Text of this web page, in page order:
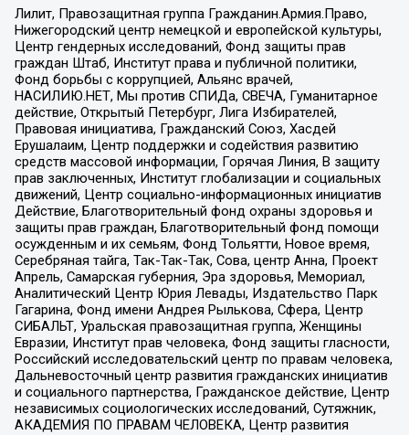
Лилит, Правозащитная группа Гражданин.Армия.Право,
Нижегородский центр немецкой и европейской культуры,
Центр гендерных исследований, Фонд защиты прав
граждан Штаб, Институт права и публичной политики,
Фонд борьбы с коррупцией, Альянс врачей,
НАСИЛИЮ.НЕТ, Мы против СПИДа, СВЕЧА, Гуманитарное
действие, Открытый Петербург, Лига Избирателей,
Правовая инициатива, Гражданский Союз, Хасдей
Ерушалаим, Центр поддержки и содействия развитию
средств массовой информации, Горячая Линия, В защиту
прав заключенных, Институт глобализации и социальных
движений, Центр социально-информационных инициатив
Действие, Благотворительный фонд охраны здоровья и
защиты прав граждан, Благотворительный фонд помощи
осужденным и их семьям, Фонд Тольятти, Новое время,
Серебряная тайга, Так-Так-Так, Сова, центр Анна, Проект
Апрель, Самарская губерния, Эра здоровья, Мемориал,
Аналитический Центр Юрия Левады, Издательство Парк
Гагарина, Фонд имени Андрея Рылькова, Сфера, Центр
СИБАЛЬТ, Уральская правозащитная группа, Женщины
Евразии, Институт прав человека, Фонд защиты гласности,
Российский исследовательский центр по правам человека,
Дальневосточный центр развития гражданских инициатив
и социального партнерства, Гражданское действие, Центр
независимых социологических исследований, Сутяжник,
АКАДЕМИЯ ПО ПРАВАМ ЧЕЛОВЕКА, Центр развития